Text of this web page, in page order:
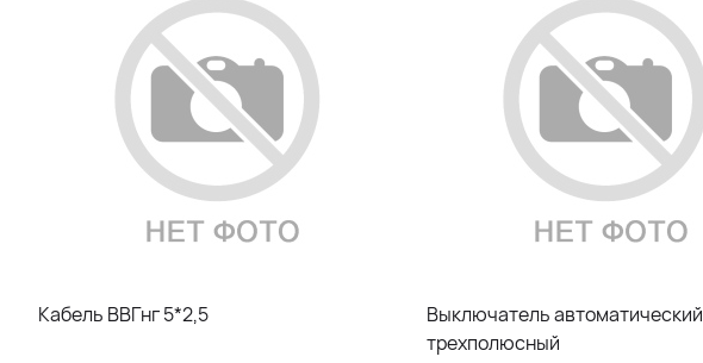
Кабель ВВГнг 5*2,5
Выключатель автоматический
трехполюсный